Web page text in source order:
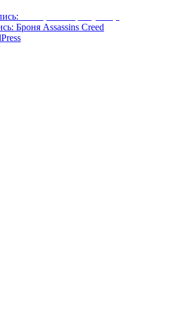
Броня Assassins Creed